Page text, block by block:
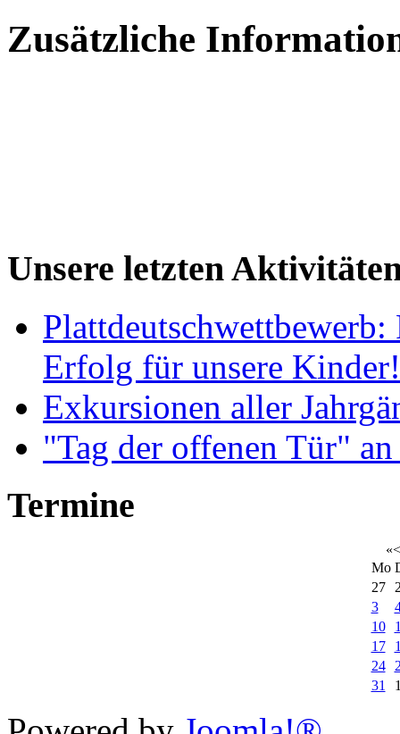
Zusätzliche
Unsere letzten
Erfolg für unsere Kinder!
Exkursionen aller
"Tag der offenen Tür"
Termine
«<
Mo
27
3
10
17
24
31
Xnxx